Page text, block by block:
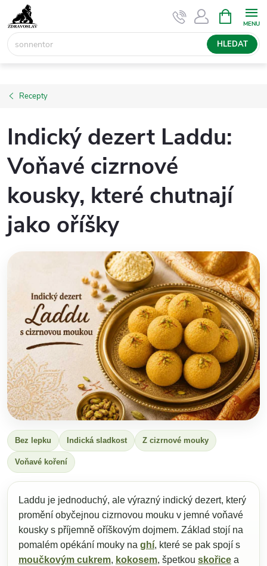
na
obsah
HLEDAT
NÁKUPNÍ
KOŠÍK
Recepty
Indický dezert Laddu:
Voňavé cizrnové
kousky, které chutnají
jako oříšky
Bez lepku Indická sladkost Z cizrnové mouky
Voňavé koření
Laddu je jednoduchý, ale výrazný indický dezert, který
promění obyčejnou cizrnovou mouku v jemné voňavé
kousky s příjemně oříškovým dojmem. Základ stojí na
pomalém opékání mouky na ghí, které se pak spojí s
moučkovým cukrem, kokosem, špetkou skořice a